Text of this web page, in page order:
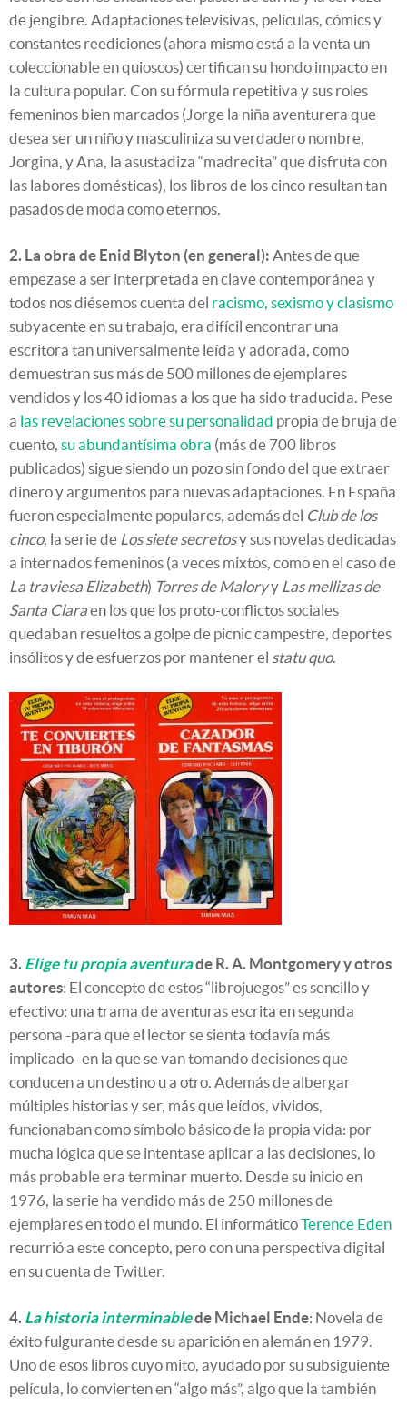
de jengibre. Adaptaciones televisivas, películas, cómics y
constantes reediciones (ahora mismo está a la venta un
coleccionable en quioscos) certifican su hondo impacto en
la cultura popular. Con su fórmula repetitiva y sus roles
femeninos bien marcados (Jorge la niña aventurera que
desea ser un niño y masculiniza su verdadero nombre,
Jorgina, y Ana, la asustadiza “madrecita” que disfruta con
las labores domésticas), los libros de los cinco resultan tan
pasados de moda como eternos.
2. La obra de Enid Blyton (en general): Antes de que
empezase a ser interpretada en clave contemporánea y
todos nos diésemos cuenta del racismo, sexismo y clasismo
subyacente en su trabajo, era difícil encontrar una
escritora tan universalmente leída y adorada, como
demuestran sus más de 500 millones de ejemplares
vendidos y los 40 idiomas a los que ha sido traducida. Pese
a las revelaciones sobre su personalidad propia de bruja de
cuento, su abundantísima obra (más de 700 libros
publicados) sigue siendo un pozo sin fondo del que extraer
dinero y argumentos para nuevas adaptaciones. En España
fueron especialmente populares, además del Club de los
cinco, la serie de Los siete secretosy sus novelas dedicadas
a internados femeninos (a veces mixtos, como en el caso de
La traviesa Elizabeth) Torres de Maloryy Las mellizas de
Santa Claraen los que los proto-conflictos sociales
quedaban resueltos a golpe de picnic campestre, deportes
insólitos y de esfuerzos por mantener el statu quo.
3. Elige tu propia aventurade R. A. Montgomery y otros
autores: El concepto de estos “librojuegos” es sencillo y
efectivo: una trama de aventuras escrita en segunda
persona -para que el lector se sienta todavía más
implicado- en la que se van tomando decisiones que
conducen a un destino u a otro. Además de albergar
múltiples historias y ser, más que leídos, vividos,
funcionaban como símbolo básico de la propia vida: por
mucha lógica que se intentase aplicar a las decisiones, lo
más probable era terminar muerto. Desde su inicio en
1976, la serie ha vendido más de 250 millones de
ejemplares en todo el mundo. El informáticoTerence Eden
recurrió a este concepto, pero con una perspectiva digital
en su cuenta de Twitter.
4. La historia interminablede Michael Ende: Novela de
éxito fulgurante desde su aparición en alemán en 1979.
Uno de esos libros cuyo mito, ayudado por su subsiguiente
película, lo convierten en “algo más”, algo que la también